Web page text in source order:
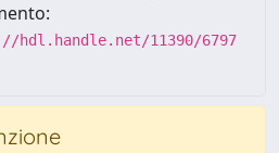
hdl.handle.net/11390/6797